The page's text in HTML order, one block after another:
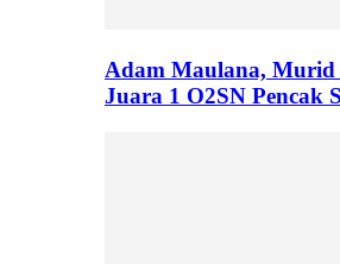
Adam Maulana,
Juara 1 O2SN Pencak